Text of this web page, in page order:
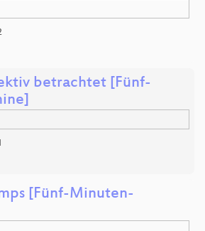
betrachtet [Fünf-
[Fünf-Minuten-